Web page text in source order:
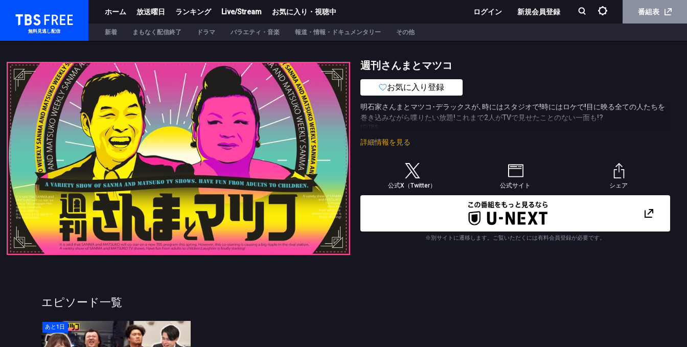
TBS FREE
無料見逃し配信
ホーム 放送曜日 ランキング Live/Stream お気に入り・視聴中 ログイン 新規会員登録 番組表
新着 まもなく配信終了 ドラマ バラエティ・音楽 報道・情報・ドキュメンタリー その他
週刊さんまとマツコ
お気に入り登録
明石家さんまとマツコ･デラックスが､時にはスタジオで!時にはロケで!目に映る全ての人たちを
巻き込みながら喋りたい放題!これまで2人がTVで見せたことのない一面も!?
詳細情報を見る
公式X（Twitter） 公式サイト シェア
※別サイトに遷移します。ご覧いただくには有料会員登録が必要です。
エピソード一覧
あと1日